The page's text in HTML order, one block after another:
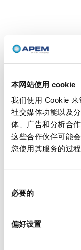
本网站使用 cookie
我们使用 Cookie
社交媒体功能以及
体、广告和分析合
这些合作伙伴可能
您使用其服务的过
必要的
偏好设置